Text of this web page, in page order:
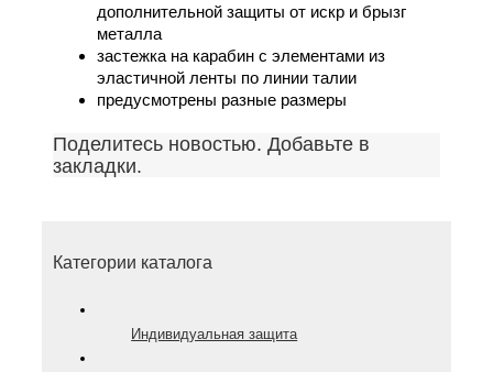
дополнительной защиты от искр и брызг
металла
застежка на карабин с элементами из
эластичной ленты по линии талии
предусмотрены разные размеры
Поделитесь новостью. Добавьте в
закладки.
Категории каталога
Индивидуальная защита